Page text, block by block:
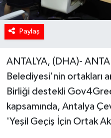
Paylaş
ANTALYA, (DHA)-
Belediyesi'nin ortakları
Birliği destekli
kapsamında, Antalya
'Yeşil Geçiş İçin Ortak